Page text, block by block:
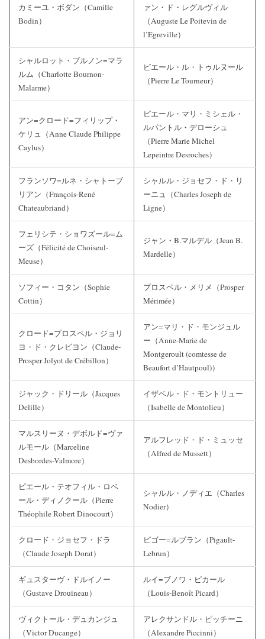
カミーユ・ボダン（Camille
Bodin）
ァン・ド・レグルヴィル
（Auguste Le Poitevin de
l’Egreville）
シャルロット・ブルノン=マラ
ルム（Charlotte Bournon-
Malarme）
ピエール・ル・トゥルヌール
（Pierre Le Tourneur）
アン=クロード=フィリップ・
ケリュ（Anne Claude Philippe
Caylus）
ピエール・マリ・ミシェル・
ルパントル・デローシュ
（Pierre Marie Michel
Lepeintre Desroches）
フランソワ=ルネ・シャトーブ
リアン（François-René
Chateaubriand）
シャルル・ジョセフ・ド・リ
ーニュ（Charles Joseph de
Ligne）
フェリシテ・ショワズール=ム
ーズ（Félicité de Choiseul-
Meuse）
ジャン・B.マルデル（Jean B.
Mardelle）
ソフィー・コタン（Sophie
Cottin）
プロスペル・メリメ（Prosper
Mérimée）
クロード=プロスペル・ジョリ
ヨ・ド・クレビヨン（Claude-
Prosper Jolyot de Crébillon）
アン=マリ・ド・モンジュル
ー（Anne-Marie de
Montgeroult (comtesse de
Beaufort d’Hautpoul)）
ジャック・ドリール（Jacques
Delille）
イザベル・ド・モントリュー
（Isabelle de Montolieu）
マルスリーヌ・デボルド=ヴァ
ルモール（Marceline
Desbordes-Valmore）
アルフレッド・ド・ミュッセ
（Alfred de Mussett）
ピエール・テオフィル・ロベ
ール・ディノクール（Pierre
Théophile Robert Dinocourt）
シャルル・ノディエ（Charles
Nodier）
クロード・ジョセフ・ドラ
（Claude Joseph Dorat）
ピゴー=ルブラン（Pigault-
Lebrun）
ギュスターヴ・ドルイノー
（Gustave Drouineau）
ルイ=ブノワ・ピカール
（Louis-Benoît Picard）
ヴィクトール・デュカンジュ
（Victor Ducange）
アレクサンドル・ピッチーニ
（Alexandre Piccinni）